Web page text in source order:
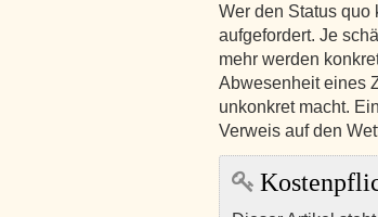
Wer den Status quo
aufgefordert. Je
mehr werden
Abwesenheit eines
unkonkret macht.
Verweis auf den